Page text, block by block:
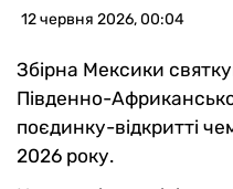
БУКМЕКЕРИ
12 червня 2026, 00:04
Збірна Мексики
Південно-
поєдинку-відкритті
2026 року.